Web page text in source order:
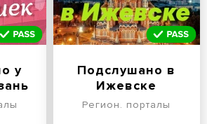
у
Подслушано в
Ижевске
Регион. порталы